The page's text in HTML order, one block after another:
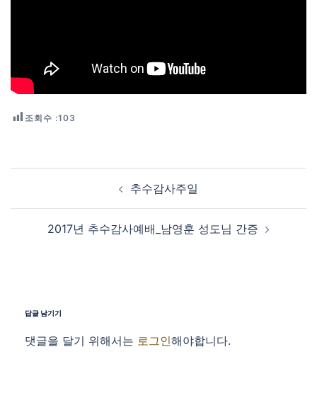
조회수 :103
Post navigation
추수감사주일
2017년 추수감사예배_남영훈 성도님 간증
답글 남기기
댓글을 달기 위해서는 로그인해야합니다.